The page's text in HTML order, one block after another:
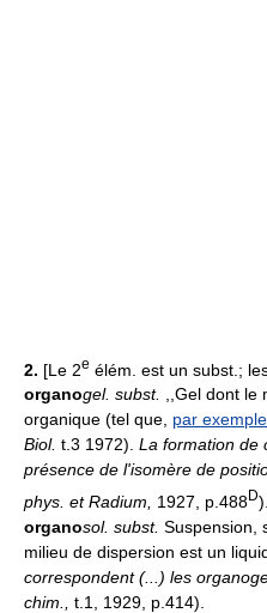
2. [Le 2e élém. est un subst.;
organogel. subst. ,,Gel dont le
organique (tel que, par exemple
Biol. t.3 1972). La formation de
présence de l'isomère de
phys. et Radium, 1927, p.488D).
organosol. subst. Suspension,
milieu de dispersion est un
correspondent (...) les
chim., t.1, 1929, p.414).